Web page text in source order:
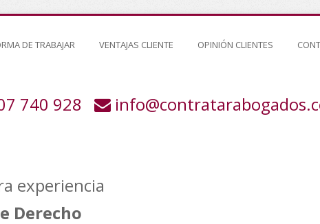
DE TRABAJAR VENTAJAS CLIENTE OPINIÓN CLIENTES
740 928
experiencia
Derecho